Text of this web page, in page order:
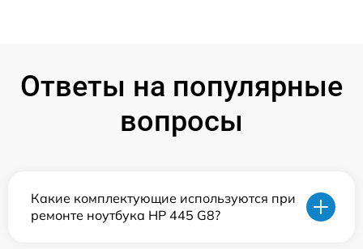
Ответы на популярные
вопросы
Какие комплектующие используются при
ремонте ноутбука HP 445 G8?